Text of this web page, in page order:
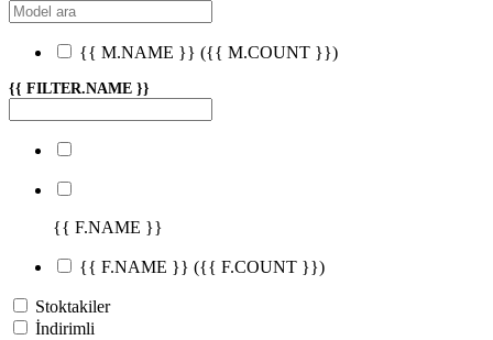
{{ M.NAME }} ({{ M.COUNT }})
{{ FILTER.NAME }}
{{ F.NAME }}
{{ F.NAME }} ({{ F.COUNT }})
Stoktakiler
İndirimli